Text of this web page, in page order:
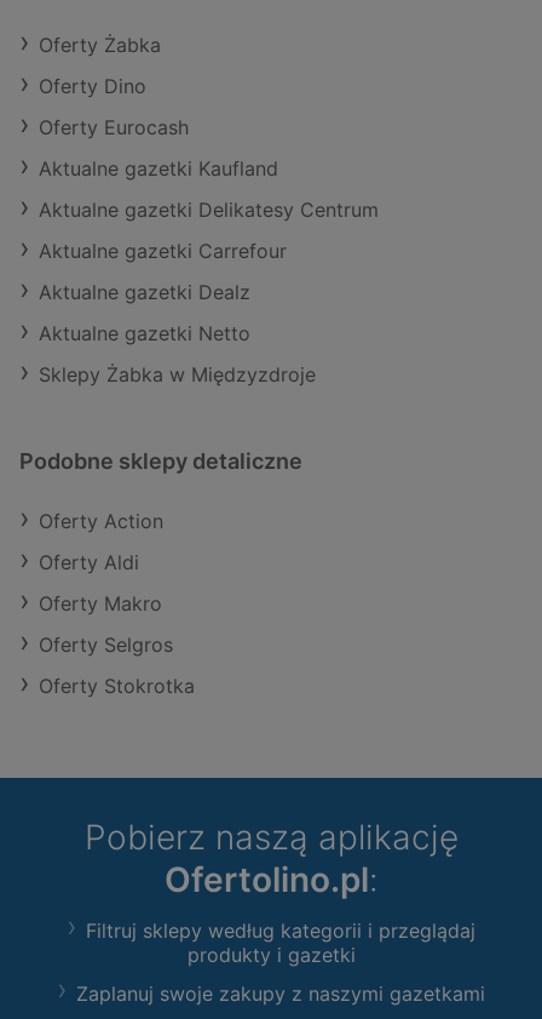
Oferty Żabka
Oferty Dino
Oferty Eurocash
Aktualne gazetki Kaufland
Aktualne gazetki Delikatesy Centrum
Aktualne gazetki Carrefour
Aktualne gazetki Dealz
Aktualne gazetki Netto
Sklepy Żabka w Międzyzdroje
Podobne sklepy detaliczne
Oferty Action
Oferty Aldi
Oferty Makro
Oferty Selgros
Oferty Stokrotka
Pobierz naszą aplikację
Ofertolino.pl:
Filtruj sklepy według kategorii i przeglądaj
produkty i gazetki
Zaplanuj swoje zakupy z naszymi gazetkami